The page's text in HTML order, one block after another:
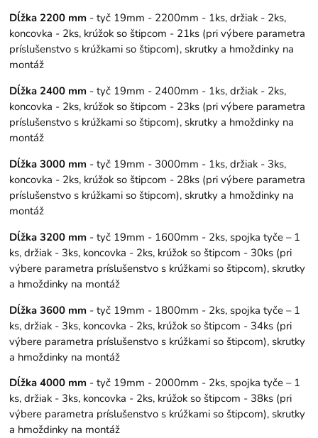
Dĺžka 2200 mm - tyč 19mm - 2200mm - 1ks, držiak - 2ks,
koncovka - 2ks, krúžok so štipcom - 21ks (pri výbere parametra
príslušenstvo s krúžkami so štipcom), skrutky a hmoždinky na
montáž
Dĺžka 2400 mm - tyč 19mm - 2400mm - 1ks, držiak - 2ks,
koncovka - 2ks, krúžok so štipcom - 23ks (pri výbere parametra
príslušenstvo s krúžkami so štipcom), skrutky a hmoždinky na
montáž
Dĺžka 3000 mm - tyč 19mm - 3000mm - 1ks, držiak - 3ks,
koncovka - 2ks, krúžok so štipcom - 28ks (pri výbere parametra
príslušenstvo s krúžkami so štipcom), skrutky a hmoždinky na
montáž
Dĺžka 3200 mm - tyč 19mm - 1600mm - 2ks, spojka tyče – 1
ks, držiak - 3ks, koncovka - 2ks, krúžok so štipcom - 30ks (pri
výbere parametra príslušenstvo s krúžkami so štipcom), skrutky
a hmoždinky na montáž
Dĺžka 3600 mm - tyč 19mm - 1800mm - 2ks, spojka tyče – 1
ks, držiak - 3ks, koncovka - 2ks, krúžok so štipcom - 34ks (pri
výbere parametra príslušenstvo s krúžkami so štipcom), skrutky
a hmoždinky na montáž
Dĺžka 4000 mm - tyč 19mm - 2000mm - 2ks, spojka tyče – 1
ks, držiak - 3ks, koncovka - 2ks, krúžok so štipcom - 38ks (pri
výbere parametra príslušenstvo s krúžkami so štipcom), skrutky
a hmoždinky na montáž